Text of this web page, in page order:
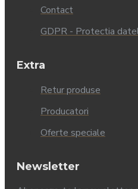
Contact
GDPR - Protectia
Extra
Retur produse
Producatori
Oferte speciale
Newsletter